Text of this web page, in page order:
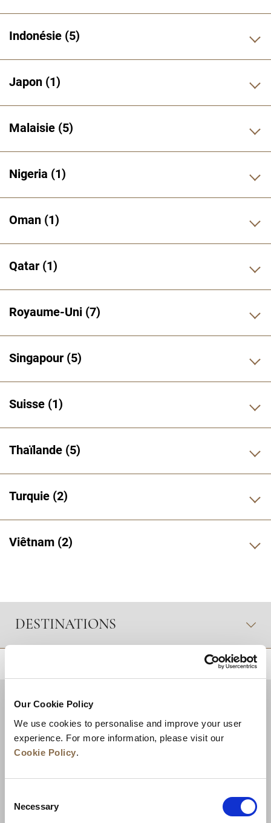
Our Cookie Policy
We use cookies to personalise and improve your user
experience. For more information, please visit our
Cookie Policy.
Selection
Necessary
Indonésie 5
Japon 1
Malaisie 5
Nigeria 1
Oman 1
Qatar 1
Royaume-Uni 7
Singapour 5
Suisse 1
Thaïlande 5
Turquie 2
Viêtnam 2
DESTINATIONS
RETOUR EN HAUT DE PAGE